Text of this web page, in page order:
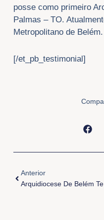
posse como primeiro
Palmas – TO.
Metropolitano de Belém.
[/et_pb_testimonial]
Anterior